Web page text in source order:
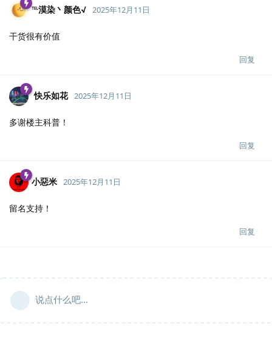
℡漠染丶颜色√ 2025年12月11日
干货很有价值
回复
快乐如花 2025年12月11日
多谢楼主科普！
回复
小惡米 2025年12月11日
留名支持！
回复
说点什么吧...